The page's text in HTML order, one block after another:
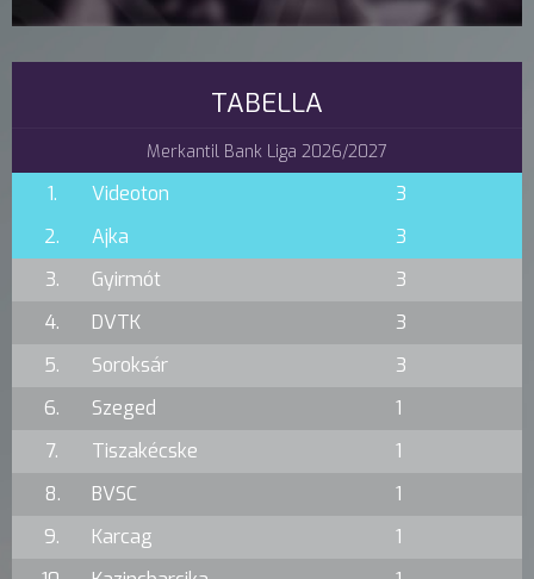
TABELLA
Merkantil Bank Liga 2026/2027
1. Videoton
3
2.
Ajka
3
3.
Gyirmót
3
4.
DVTK
3
5.
Soroksár
3
6.
Szeged
1
7.
Tiszakécske
1
8.
BVSC
1
9.
Karcag
1